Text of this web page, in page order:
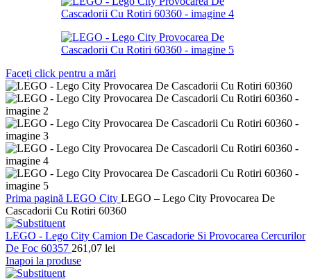
Faceți click pentru a mări
Prima pagină LEGO City LEGO – Lego City Provocarea De
Cascadorii Cu Rotiri 60360
LEGO - Lego City Camion De Cascadorie Si Provocarea Cercurilor
De Foc 60357 261,07 lei
Inapoi la produse